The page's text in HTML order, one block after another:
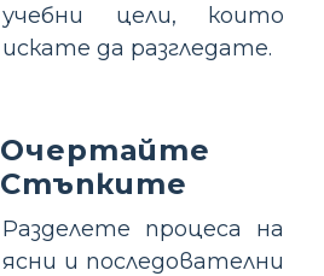
учебни цели, които
искате да разгледате.
Очертайте
Стъпките
Разделете процеса на
ясни и последователни